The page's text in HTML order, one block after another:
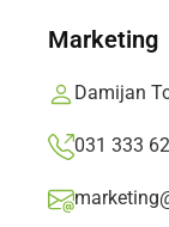
Marketing
Damijan
031 333